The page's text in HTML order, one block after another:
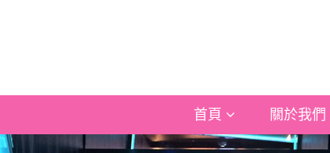
首頁 關於我們